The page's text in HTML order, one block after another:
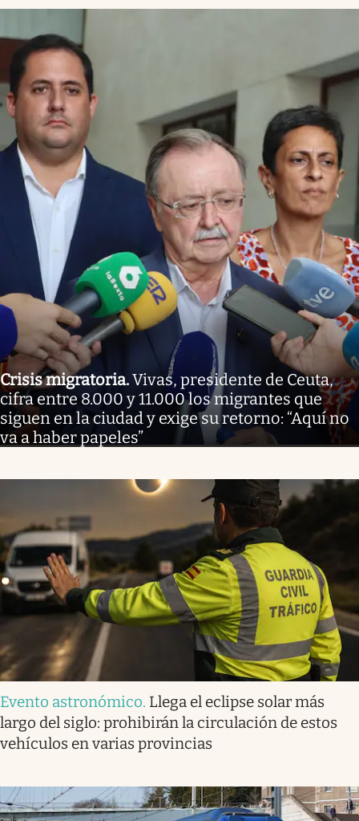
Crisis migratoria.Vivas, presidente de Ceuta,
cifra entre 8.000 y 11.000 los migrantes que
siguen en la ciudad y exige su retorno: “Aquí no
va a haber papeles”
Evento astronómico. Llega el eclipse solar más
largo del siglo: prohibirán la circulación de estos
vehículos en varias provincias